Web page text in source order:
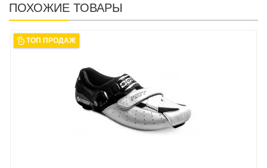
ПОХОЖИЕ ТОВАРЫ
ТОП ПРОДАЖ